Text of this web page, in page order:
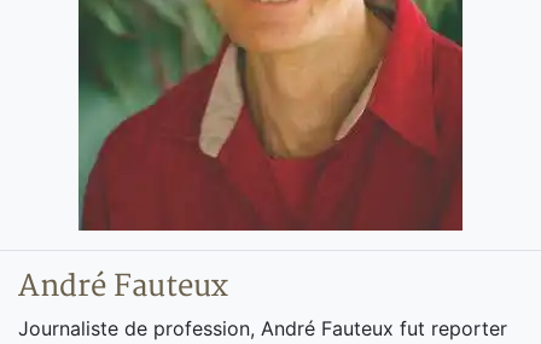
André Fauteux
Journaliste de profession, André Fauteux fut reporter